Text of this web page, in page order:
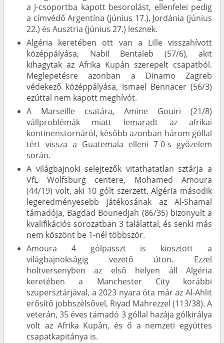
a J-csoportba kapott besorolást, ellenfelei pedig
a címvédő Argentína (június 17.), Jordánia (június
22.) és Ausztria (június 27.) lesznek.
Algéria keretében ott van a Lille visszahívott
középpályása, Nabil Bentaleb (57/6), akit
kihagytak az Afrika Kupán szerepelt csapatból.
Meglepetésre azonban a Dinamo Zagreb
védekező középpályása, Ismael Bennacer (56/3)
ezúttal nem kapott meghívót.
A Marseille csatára, Amine Gouiri (21/8)
vállproblémák miatt lemaradt az afrikai
kontinenstornáról, később azonban három góllal
tért vissza a Guatemala elleni 7-0-s győzelem
során.
A világbajnoki selejtezők vitathatatlan sztárja a
VfL Wolfsburg centere, Mohamed Amoura
(44/19) volt, aki 10 gólt szerzett. Algéria második
legeredményesebb játékosának az Al-Shamal
támadója, Bagdad Bounedjah (86/35) bizonyult a
kvalifikációs sorozatban 3 találattal, és senki más
nem köszönt be 1-nél többször.
Amoura 4 gólpasszt is kiosztott a
világbajnokságig vezető úton. Ezzel
holtversenyben az első helyen áll Algéria
keretében a Manchester City korábbi
szupersztárjával, a 2023 nyara óta már az Al-Ahlit
erősítő jobbszélsővel, Riyad Mahrezzel (113/38). A
veterán, 35 éves támadó 3 góllal hazája gólkirálya
volt az Afrika Kupán, és ő a nemzeti együttes
csapatkapitánya is.